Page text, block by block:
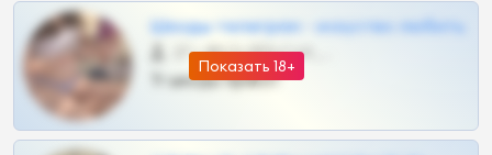
Показать 18+
Шкоды телеграм - искуство любить
27 •
Тг шкоды приват